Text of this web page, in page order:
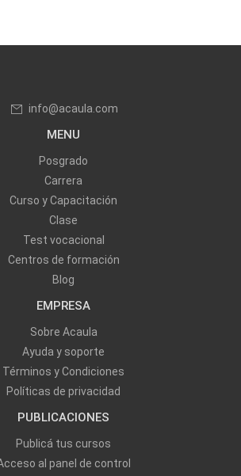
info@acaula.com
MENU
Posgrado
Carrera
Curso y Capacitación
Clase
Test vocacional
Centros de formación
Blog
EMPRESA
Sobre Acaula
Ayuda y soporte
Términos y Condiciones
Políticas de privacidad
PUBLICACIONES
Publicá tus cursos
al panel de control